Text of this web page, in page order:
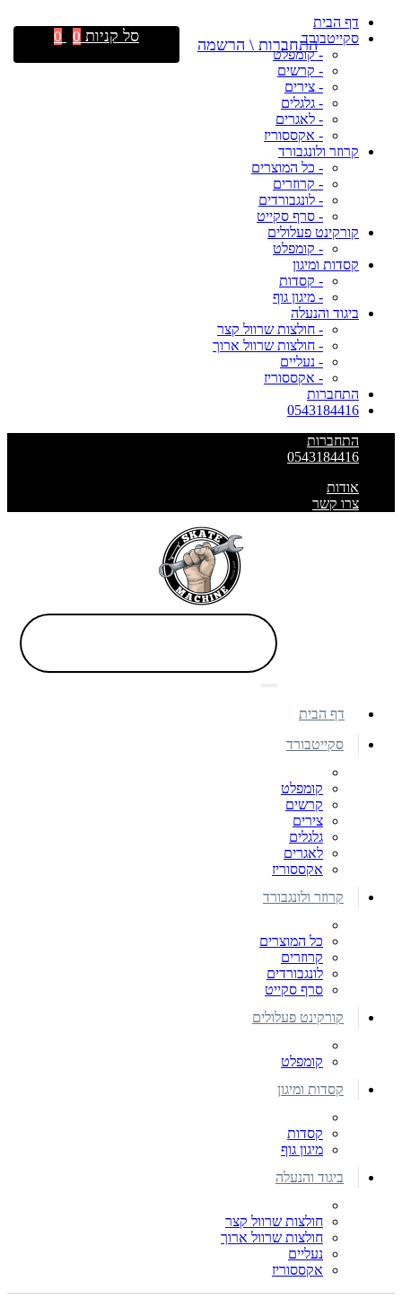
דף הבית
סקייטבורד
- קומפלט
- קרשים
- צירים
- גלגלים
- לאגרים
- אקססוריז
קרוזר ולונגבורד
- כל המוצרים
- קרוזרים
- לונגבורדים
- סרף סקייט
קורקינט פעלולים
- קומפלט
קסדות ומיגון
- קסדות
- מיגון גוף
ביגוד והנעלה
- חולצות שרוול קצר
- חולצות שרוול ארוך
- נעליים
- אקססוריז
התחברות
0543184416
התחברות
0543184416
אודות
צרו קשר
התחברות \ הרשמה סל קניות 0
0
דף הבית
סקייטבורד
קומפלט
קרשים
צירים
גלגלים
לאגרים
אקססוריז
קרוזר ולונגבורד
כל המוצרים
קרוזרים
לונגבורדים
סרף סקייט
קורקינט פעלולים
קומפלט
קסדות ומיגון
קסדות
מיגון גוף
ביגוד והנעלה
חולצות שרוול קצר
חולצות שרוול ארוך
נעליים
אקססוריז